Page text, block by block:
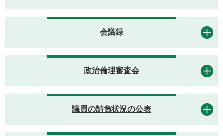
会議録
政治倫理審査会
議員の請負状況の公表